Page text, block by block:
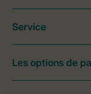
Service
Les options de